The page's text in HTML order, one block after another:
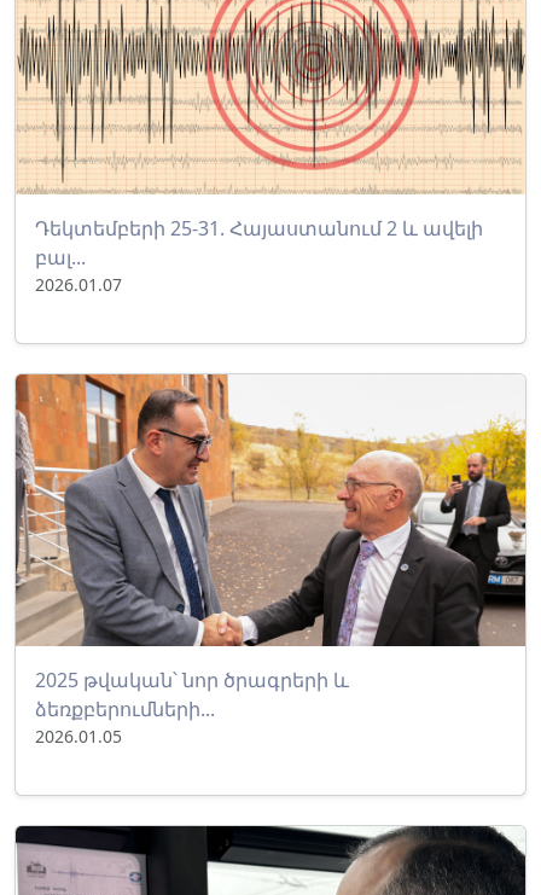
Դեկտեմբերի 25-31. Հայաստանում 2 և ավելի
բալ...
2026.01.07
2025 թվական՝ նոր ծրագրերի և
ձեռքբերումների...
2026.01.05